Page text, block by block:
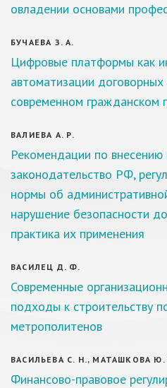
овладении основами
БУЧАЕВА З. А.
Цифровые платформы как
автоматизации
современном гражданском
ВАЛИЕВА А. Р.
Рекомендации по внесению
законодательство РФ,
нормы об
нарушение безопасности
практика их применения
ВАСИЛЕЦ Д. Ф.
Современные
подходы к строительству
метрополитенов
ВАСИЛЬЕВА С. Н., МАТАШКОВА
Финансово-правовое